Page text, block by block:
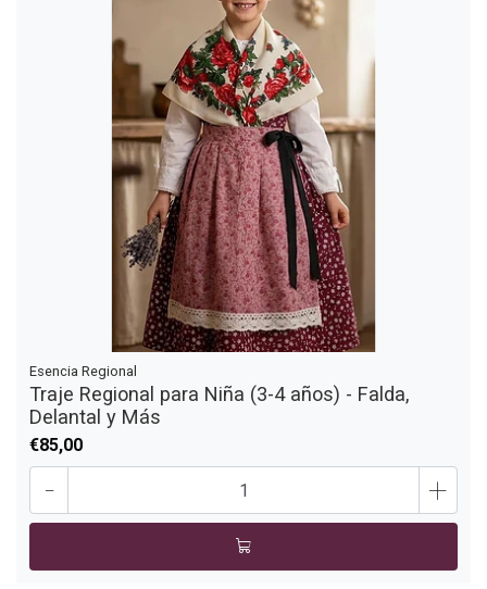
Esencia Regional
Traje Regional para Niña (3-4 años) - Falda,
Delantal y Más
€85,00
- +